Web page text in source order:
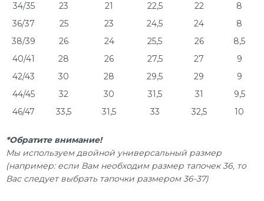
34/35
23 21 22,5 22
8
36/37
25 23 24,5 24
8
38/39
26 24 25,5 26
8,5
40/41
28 26 27,5 27
9
42/43
30 28 29,5 29
9
44/45
32 30 31,5 31
9,5
46/47
33,5 31,5 33 32,5 10
*Обратите внимание!
Мы используем двойной универсальный размер
(например: если Вам необходим размер тапочек 36, то
Вас следует выбрать тапочки размером 36-37)